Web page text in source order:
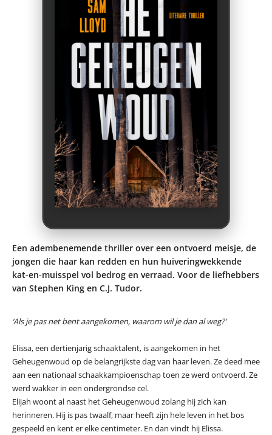
Een adembenemende thriller over een ontvoerd meisje, de
jongen die haar kan redden en hun huiveringwekkende
kat-en-muisspel vol bedrog en verraad. Voor de liefhebbers
van Stephen King en C.J. Tudor.
‘Als je pas net bent aangekomen, waarom wil je dan al weg?’
Elissa, een dertienjarig schaaktalent, is aangekomen in het
Geheugenwoud op de belangrijkste dag van haar leven. Ze deed mee
aan een nationaal schaakkampioenschap toen ze werd ontvoerd. Ze
werd wakker in een ondergrondse cel.
Elijah woont al naast het Geheugenwoud zolang hij zich kan
herinneren. Hij is pas twaalf, maar heeft zijn hele leven in het bos
gespeeld en kent er elke centimeter. En dan vindt hij Elissa.